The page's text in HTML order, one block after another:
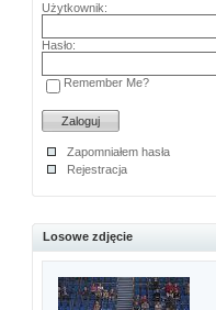
Użytkownik:
Hasło:
Remember Me?
Zapomniałem hasła
Rejestracja
Losowe zdjęcie